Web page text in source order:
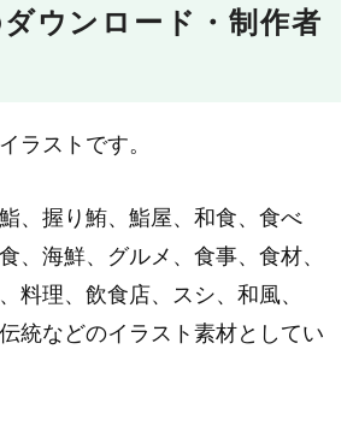
ウンロード・制作者
ラストです。
、握り鮪、鮨屋、和食、食べ
、海鮮、グルメ、食事、食材、
料理、飲食店、スシ、和風、
統などのイラスト素材としてい